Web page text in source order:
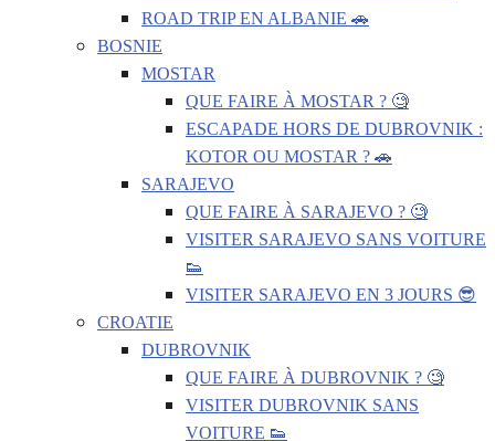
ROAD TRIP EN ALBANIE 🚗
BOSNIE
MOSTAR
QUE FAIRE À MOSTAR ? 🧐
ESCAPADE HORS DE DUBROVNIK :
KOTOR OU MOSTAR ? 🚗
SARAJEVO
QUE FAIRE À SARAJEVO ? 🧐
VISITER SARAJEVO SANS VOITURE
👟
VISITER SARAJEVO EN 3 JOURS 😎
CROATIE
DUBROVNIK
QUE FAIRE À DUBROVNIK ? 🧐
VISITER DUBROVNIK SANS
VOITURE 👟